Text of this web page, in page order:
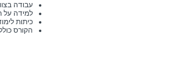
עבודה
למידה על
כיתות
הקורס